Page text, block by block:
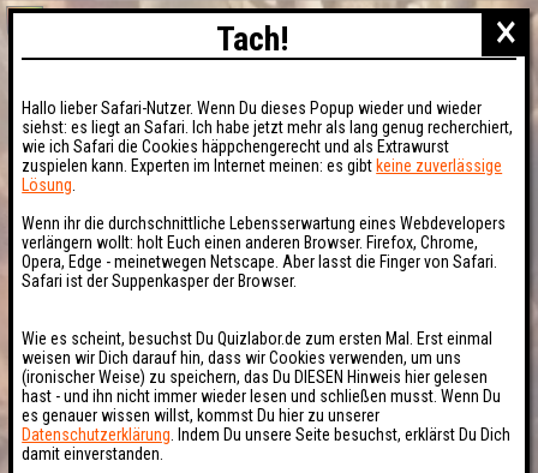
×
Tach!
Hallo lieber Safari-Nutzer. Wenn Du dieses Popup wieder und wieder
siehst: es liegt an Safari. Ich habe jetzt mehr als lang genug recherchiert,
wie ich Safari die Cookies häppchengerecht und als Extrawurst
zuspielen kann. Experten im Internet meinen: es gibt keine zuverlässige
Lösung
Wenn ihr die durchschnittliche Lebensserwartung eines Webdevelopers
verlängern wollt: holt Euch einen anderen Browser. Firefox, Chrome,
Opera, Edge - meinetwegen Netscape. Aber lasst die Finger von Safari.
Safari ist der Suppenkasper der Browser.
Wie es scheint, besuchst Du Quizlabor.de zum ersten Mal. Erst einmal
weisen wir Dich darauf hin, dass wir Cookies verwenden, um uns
(ironischer Weise) zu speichern, das Du DIESEN Hinweis hier gelesen
hast - und ihn nicht immer wieder lesen und schließen musst. Wenn Du
es genauer wissen willst, kommst Du hier zu unserer
Datenschutzerklärung . Indem Du unsere Seite besuchst, erklärst Du Dich
damit einverstanden.